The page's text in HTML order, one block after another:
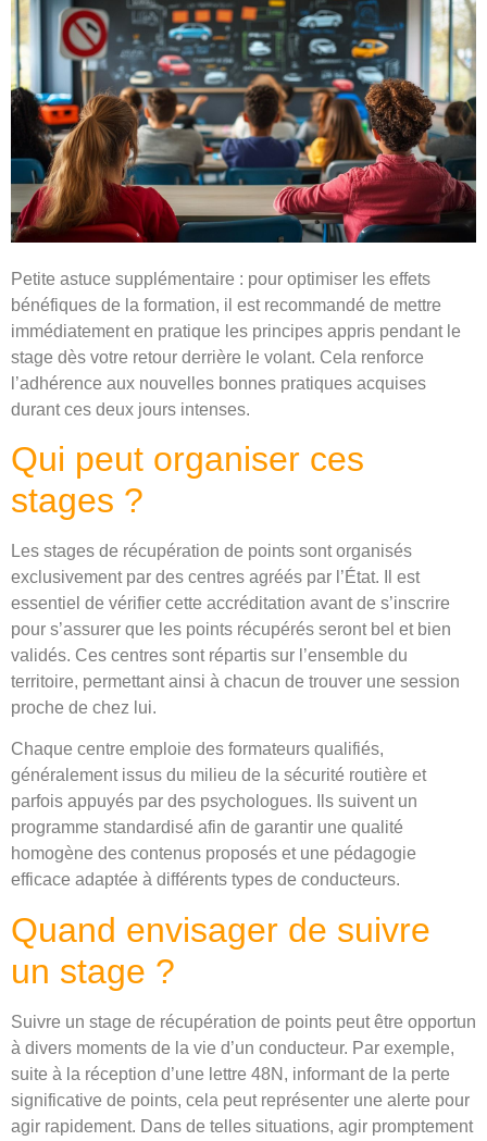
Petite astuce supplémentaire : pour optimiser les effets
bénéfiques de la formation, il est recommandé de mettre
immédiatement en pratique les principes appris pendant le
stage dès votre retour derrière le volant. Cela renforce
l’adhérence aux nouvelles bonnes pratiques acquises
durant ces deux jours intenses.
Qui peut organiser ces
stages ?
Les stages de récupération de points sont organisés
exclusivement par des centres agréés par l’État. Il est
essentiel de vérifier cette accréditation avant de s’inscrire
pour s’assurer que les points récupérés seront bel et bien
validés. Ces centres sont répartis sur l’ensemble du
territoire, permettant ainsi à chacun de trouver une session
proche de chez lui.
Chaque centre emploie des formateurs qualifiés,
généralement issus du milieu de la sécurité routière et
parfois appuyés par des psychologues. Ils suivent un
programme standardisé afin de garantir une qualité
homogène des contenus proposés et une pédagogie
efficace adaptée à différents types de conducteurs.
Quand envisager de suivre
un stage ?
Suivre un stage de récupération de points peut être opportun
à divers moments de la vie d’un conducteur. Par exemple,
suite à la réception d’une lettre 48N, informant de la perte
significative de points, cela peut représenter une alerte pour
agir rapidement. Dans de telles situations, agir promptement